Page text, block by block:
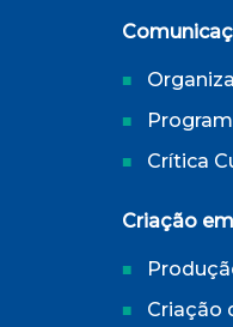
Crítica
Criação
Criação